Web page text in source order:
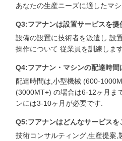
あなたの生産ニーズに適したマ
Q3:フアナンは設置サービスを提
設備の設置に技術者を派遣し 設
操作について 従業員を訓練しま
Q4:フアナン・マシンの配達時間
配達時間は,小型機械 (600-
(3000MT+) の場合は6-12ヶ月ま
ンには3-10ヶ月が必要です.
Q5:フアナンはどんなサービス
技術コンサルティング,生産提案,